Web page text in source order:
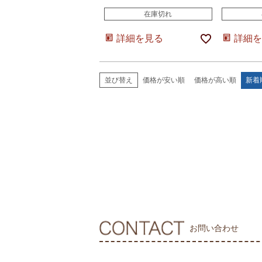
在庫切れ
詳細を見る 詳細
並び替え 価格が安い順 価格が高い順 新着
お問い合わせ